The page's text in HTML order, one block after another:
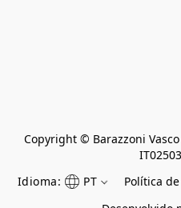
Copyright © Barazzoni Vasco
Idioma:
PT Política